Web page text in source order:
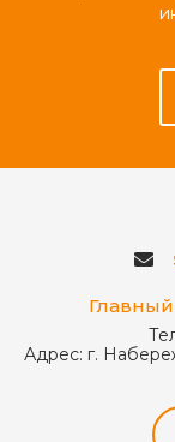
Адрес: г.